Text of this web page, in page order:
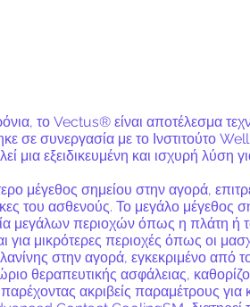
το Vectus® είναι αποτέλεσμα
συνεργασία με το Ινστιτούτο
μια εξειδικευμένη και ισχυρή λύση
μέγεθος σημείου στην αγορά,
του ασθενούς. Το μεγάλο μέγεθος
μεγάλων περιοχών όπως η πλάτη ή
για μικρότερες περιοχές όπως οι
στην αγορά, εγκεκριμένο από
θεραπευτικής ασφάλειας,
ακριβείς παραμέτρους για